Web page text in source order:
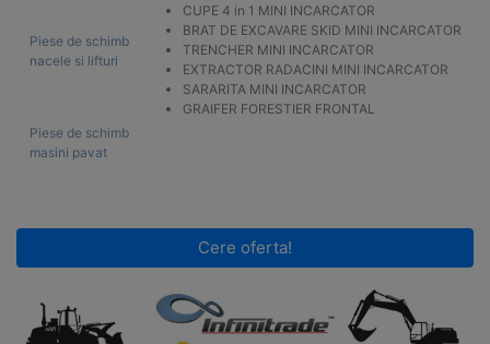
Piese de schimb
nacele si lifturi
Piese de schimb
masini pavat
CUPE 4 in 1 MINI INCARCATOR
BRAT DE EXCAVARE SKID MINI INCARCATOR
TRENCHER MINI INCARCATOR
EXTRACTOR RADACINI MINI INCARCATOR
SARARITA MINI INCARCATOR
GRAIFER FORESTIER FRONTAL
Cere oferta!